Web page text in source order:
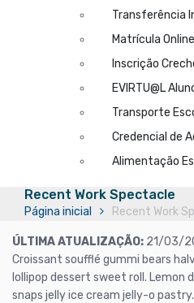
Transferência
Matrícula Online
Inscrição
EVIRTU@L
Transporte
Credencial de
Alimentação
Recent Work Spectacle
Página inicial Recent Work
ÚLTIMA ATUALIZAÇÃO: 21/03/
Croissant soufflé gummi bears
lollipop dessert sweet roll. Lemon
snaps jelly ice cream jelly-o